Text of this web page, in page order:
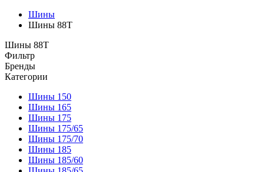
Шины
Шины 88T
Шины 88T
Фильтр
Бренды
Категории
Шины 150
Шины 165
Шины 175
Шины 175/65
Шины 175/70
Шины 185
Шины 185/60